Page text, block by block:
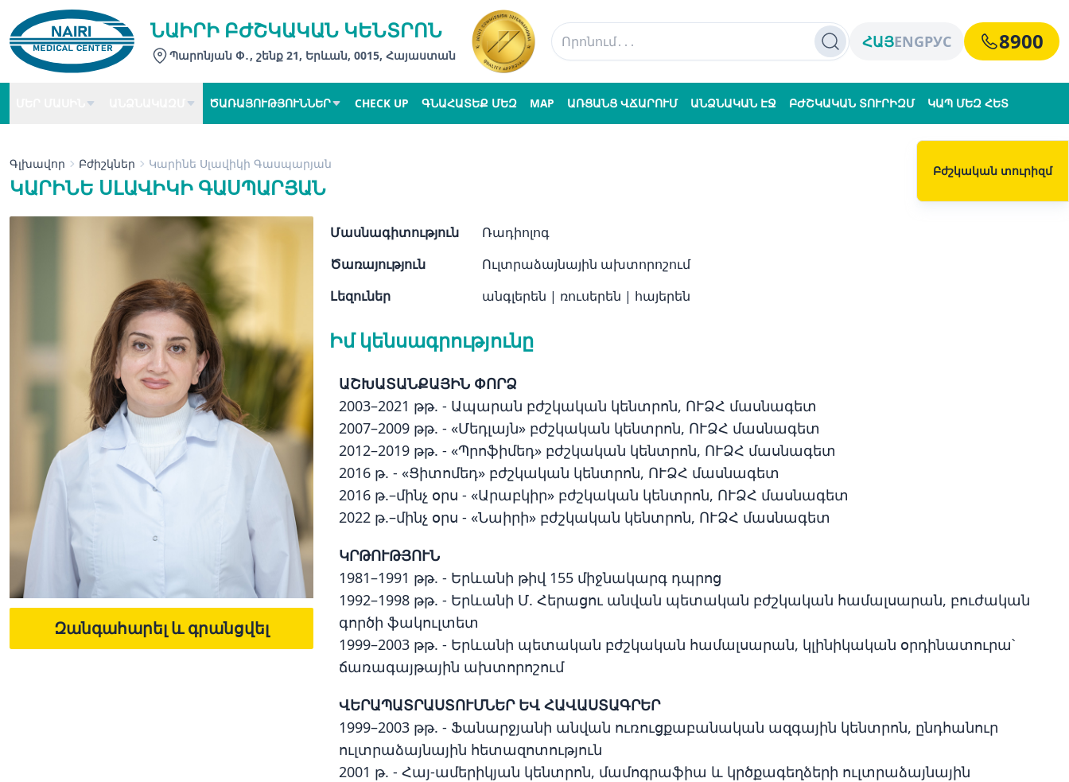
ՆԱԻՐԻ ԲԺՇԿԱԿԱՆ ԿԵՆՏՐՈՆ
Պարոնյան Փ․, շենք 21, Երևան, 0015, Հայաստան
ՀԱՅENGРУС 8900
ԾԱՌԱՅՈՒԹՅՈՒՆՆԵՐ CHECK UP ԳՆԱՀԱՏԵՔ ՄԵԶ MAP ԱՌՑԱՆՑ ՎՃԱՐՈՒՄ ԱՆՁՆԱԿԱՆ ԷՋ ԲԺՇԿԱԿԱՆ ՏՈՒՐԻԶՄ ԿԱՊ ՄԵԶ ՀԵՏ
Գլխավոր Բժիշկներ Կարինե Սլավիկի Գասպարյան
ԿԱՐԻՆԵ ՍԼԱՎԻԿԻ ԳԱՍՊԱՐՅԱՆ
Զանգահարել և գրանցվել
Մասնագիտություն
Ռադիոլոգ
Ծառայություն
Ուլտրաձայնային ախտորոշում
Լեզուներ
անգլերեն | ռուսերեն | հայերեն
Իմ կենսագրությունը
ԱՇԽԱՏԱՆՔԱՅԻՆ ՓՈՐՁ
2003–2021 թթ. - Ապարան բժշկական կենտրոն, ՈՒՁՀ մասնագետ
2007–2009 թթ. - «Մեդլայն» բժշկական կենտրոն, ՈՒՁՀ մասնագետ
2012–2019 թթ. - «Պրոֆիմեդ» բժշկական կենտրոն, ՈՒՁՀ մասնագետ
2016 թ. - «Ցիտոմեդ» բժշկական կենտրոն, ՈՒՁՀ մասնագետ
2016 թ.–մինչ օրս - «Արաբկիր» բժշկական կենտրոն, ՈՒՁՀ մասնագետ
2022 թ.–մինչ օրս - «Նաիրի» բժշկական կենտրոն, ՈՒՁՀ մասնագետ
ԿՐԹՈՒԹՅՈՒՆ
1981–1991 թթ. - Երևանի թիվ 155 միջնակարգ դպրոց
1992–1998 թթ. - Երևանի Մ. Հերացու անվան պետական բժշկական համալսարան, բուժական
գործի ֆակուլտետ
1999–2003 թթ. - Երևանի պետական բժշկական համալսարան, կլինիկական օրդինատուրա՝
ճառագայթային ախտորոշում
ՎԵՐԱՊԱՏՐԱՍՏՈՒՄՆԵՐ ԵՎ ՀԱՎԱՍՏԱԳՐԵՐ
1999–2003 թթ. - Ֆանարջյանի անվան ուռուցքաբանական ազգային կենտրոն, ընդհանուր
ուլտրաձայնային հետազոտություն
2001 թ. - Հայ-ամերիկյան կենտրոն, մամոգրաֆիա և կրծքագեղձերի ուլտրաձայնային
Բժշկական տուրիզմ